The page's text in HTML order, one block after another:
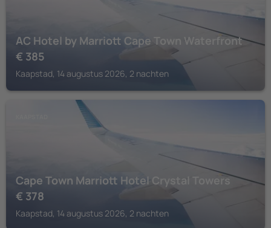
AC Hotel by Marriott Cape Town Waterfront
€ 385
Kaapstad, 14 augustus 2026, 2 nachten
Cape Town Marriott Hotel Crystal Towers
€ 378
Kaapstad, 14 augustus 2026, 2 nachten